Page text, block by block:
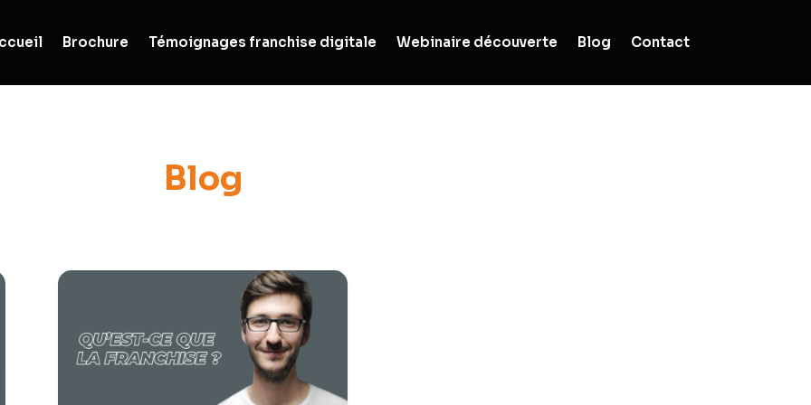
Brochure Témoignages franchise digitale Webinaire découverte Blog Contact
Blog